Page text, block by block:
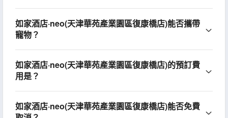
如家酒店·neo(天津華苑產業園區復康橋店)能否攜帶
寵物？
如家酒店·neo(天津華苑產業園區復康橋店)的預訂費
用是？
如家酒店·neo(天津華苑產業園區復康橋店)能否免費